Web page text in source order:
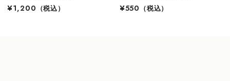
¥1,200
（税込）
¥550
（税込）